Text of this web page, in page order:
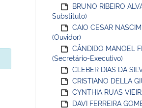
BRUNO RIBEIRO
Substituto)
CAIO CESAR
(Ouvidor)
CÂNDIDO MANOEL
(Secretário-Executivo)
CLEBER DIAS DA
CRISTIANO DELLA
CYNTHIA RUAS
DAVI FERREIRA